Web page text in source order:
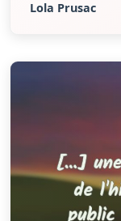
Lola Prusac